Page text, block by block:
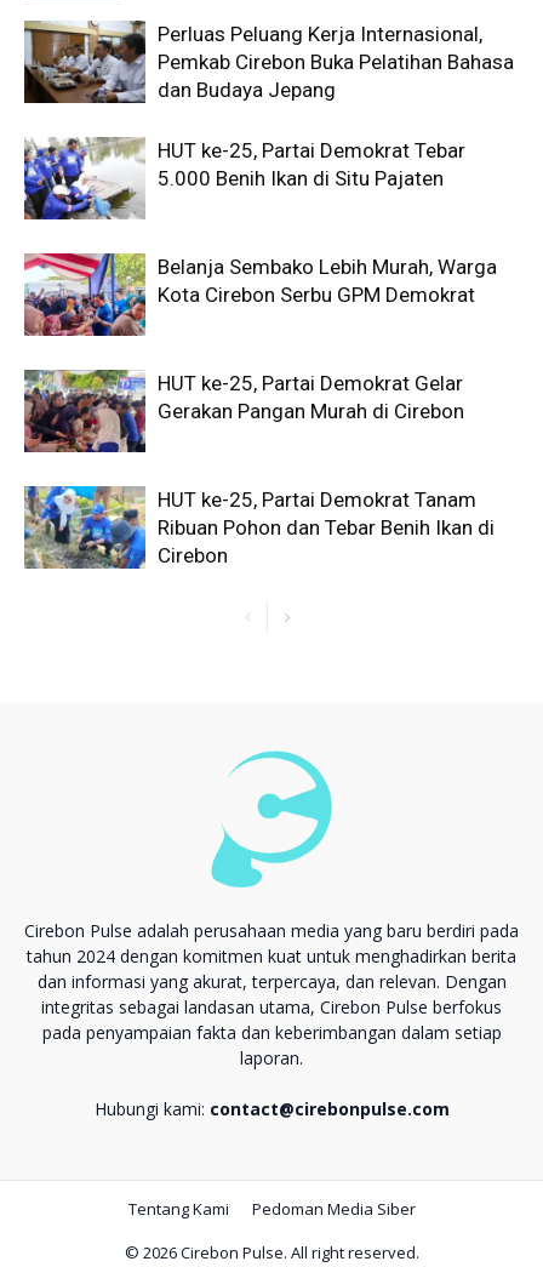
Perluas Peluang Kerja Internasional,
Pemkab Cirebon Buka Pelatihan Bahasa
dan Budaya Jepang
HUT ke-25, Partai Demokrat Tebar
5.000 Benih Ikan di Situ Pajaten
Belanja Sembako Lebih Murah, Warga
Kota Cirebon Serbu GPM Demokrat
HUT ke-25, Partai Demokrat Gelar
Gerakan Pangan Murah di Cirebon
HUT ke-25, Partai Demokrat Tanam
Ribuan Pohon dan Tebar Benih Ikan di
Cirebon
Cirebon Pulse adalah perusahaan media yang baru berdiri pada
tahun 2024 dengan komitmen kuat untuk menghadirkan berita
dan informasi yang akurat, terpercaya, dan relevan. Dengan
integritas sebagai landasan utama, Cirebon Pulse berfokus
pada penyampaian fakta dan keberimbangan dalam setiap
laporan.
Hubungi kami: contact@cirebonpulse.com
Tentang Kami
Pedoman Media Siber
© 2026 Cirebon Pulse. All right reserved.